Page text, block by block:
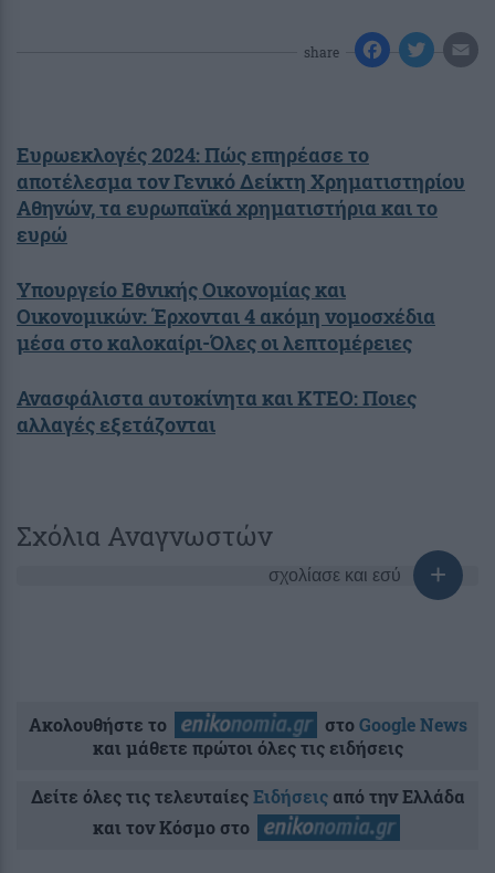
share
Ευρωεκλογές 2024: Πώς επηρέασε το
αποτέλεσμα τον Γενικό Δείκτη Χρηματιστηρίου
Αθηνών, τα ευρωπαϊκά χρηματιστήρια και το
ευρώ
Υπουργείο Εθνικής Οικονομίας και
Οικονομικών: Έρχονται 4 ακόμη νομοσχέδια
μέσα στο καλοκαίρι-Όλες οι λεπτομέρειες
Ανασφάλιστα αυτοκίνητα και ΚΤΕΟ: Ποιες
αλλαγές εξετάζονται
Σχόλια Αναγνωστών
σχολίασε και εσύ
Ακολουθήστε το στοGoogle News
και μάθετε πρώτοι όλες τις ειδήσεις
Δείτε όλες τις τελευταίεςΕιδήσειςαπό την Ελλάδα
και τον Κόσμο στο